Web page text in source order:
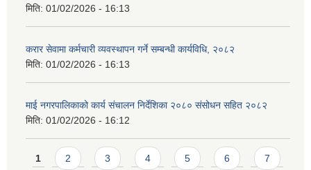
मिति: 01/02/2026 - 16:13
करार सेवामा कर्मचारी व्यवस्थापन गर्ने सम्बन्धी कार्यविधि, २०८२
मिति: 01/02/2026 - 16:13
माई नगरपालिकाको कार्य संचालन निर्देशिका २०८० संसोधन सहित २०८२
मिति: 01/02/2026 - 16:12
Pages
1 2 3 4 5 6 7